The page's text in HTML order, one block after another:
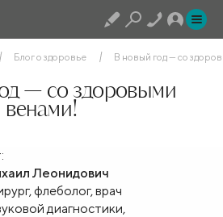
Блог о здоровье В новый год — со
— со здоровыми
венами!
Леонидович
флеболог, врач
диагностики,